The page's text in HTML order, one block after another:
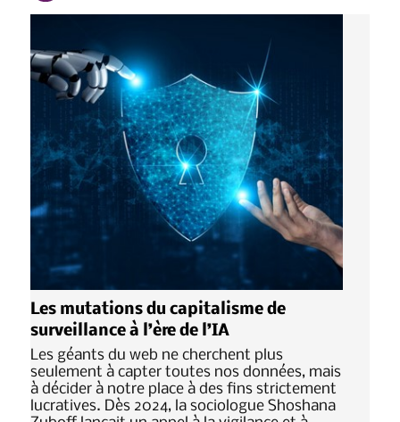
Les mutations du capitalisme de
surveillance à l’ère de l’IA
Les géants du web ne cherchent plus
seulement à capter toutes nos données, mais
à décider à notre place à des fins strictement
lucratives. Dès 2024, la sociologue Shoshana